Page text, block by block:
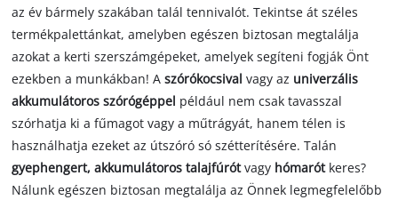
az év bármely szakában talál tennivalót. Tekintse át széles
termékpalettánkat, amelyben egészen biztosan megtalálja
azokat a kerti szerszámgépeket, amelyek segíteni fogják Önt
ezekben a munkákban! Aszórókocsivalvagy az univerzális
akkumulátoros szórógéppel például nem csak tavasszal
szórhatja ki a fűmagot vagy a műtrágyát, hanem télen is
használhatja ezeket az útszóró só szétterítésére. Talán
gyephengert, akkumulátoros talajfúrótvagy hómarót keres?
Nálunk egészen biztosan megtalálja az Önnek legmegfelelőbb